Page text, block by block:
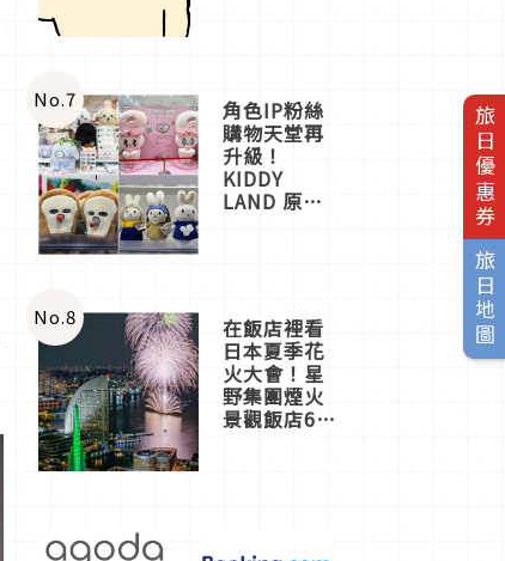
旅日優惠券
旅日地圖
一同給出了
答案
No.7 角色IP粉絲
購物天堂再
升級！
KIDDY
LAND 原宿
店3分即達
No.8 在飯店裡看
日本夏季花
火大會！星
野集團煙火
景觀飯店6